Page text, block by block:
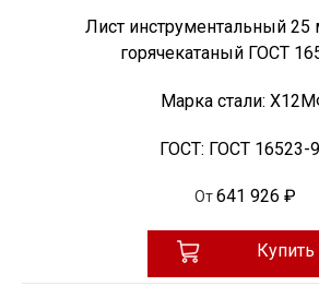
Лист инструментальный
горячекатаный ГОСТ
Марка стали:
ГОСТ: ГОСТ 16523-
От 641 926 ₽
Купить